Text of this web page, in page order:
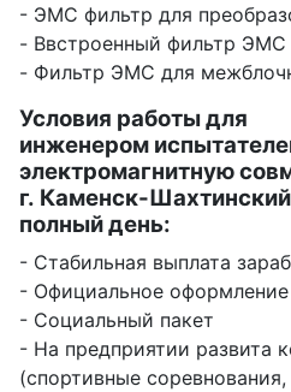
- ЭМС фильтр для
- Ввстроенный фильтр ЭМС
- Фильтр ЭМС для
Условия работы для
инженером
электромагнитную
г. Каменск-
полный день:
- Стабильная выплата
- Официальное
- Социальный пакет
- На предприятии развита
(спортивные